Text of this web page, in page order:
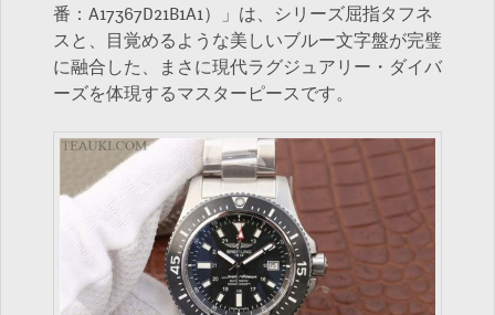
番：A17367D21B1A1）」は、シリーズ屈指タフネ
スと、目覚めるような美しいブルー文字盤が完璧
に融合した、まさに現代ラグジュアリー・ダイバ
ーズを体現するマスターピースです。